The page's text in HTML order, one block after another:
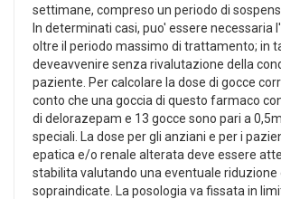
settimane, compreso un periodo di
In determinati casi, puo' essere necessaria
oltre il periodo massimo di trattamento; in
deveavvenire senza rivalutazione della
paziente. Per calcolare la dose di gocce
conto che una goccia di questo farmaco
di delorazepam e 13 gocce sono pari a
speciali. La dose per gli anziani e per i
epatica e/o renale alterata deve essere
stabilita valutando una eventuale riduzione
sopraindicate. La posologia va fissata in